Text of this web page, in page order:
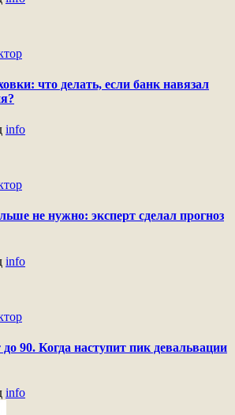
что делать, если банк навязал
info
не нужно: эксперт сделал прогноз
info
90. Когда наступит пик девальвации
info